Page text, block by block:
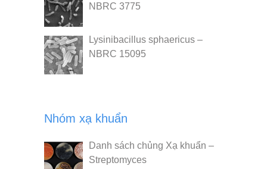
NBRC 3775
Lysinibacillus sphaericus –
NBRC 15095
Nhóm xạ khuẩn
Danh sách chủng Xạ khuẩn –
Streptomyces